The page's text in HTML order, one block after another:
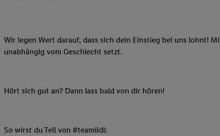
Wir legen Wert darauf, dass sich dein Einstieg bei uns lohnt!
unabhängig vom Geschlecht setzt.
Hört sich gut an? Dann lass bald von dir hören!
So wirst du Teil von #teamlidl:
Adresse und einer
können Ihre